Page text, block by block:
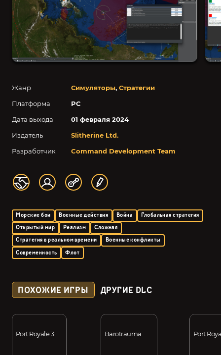
Жанр Симуляторы, Стратегии
Платформа
PC
Дата выхода
01 февраля 2024
Издатель
Slitherine Ltd.
Разработчик
Command Development Team
Морские бои Военные действия Война
Глобальная стратегия
Открытый мир
Реализм
Сложная
Стратегия в реальном времени
Военные конфликты
Современность
Флот
ПОХОЖИЕ ИГРЫ ДРУГИЕ DLC
Port Royale 3 Barotrauma Port